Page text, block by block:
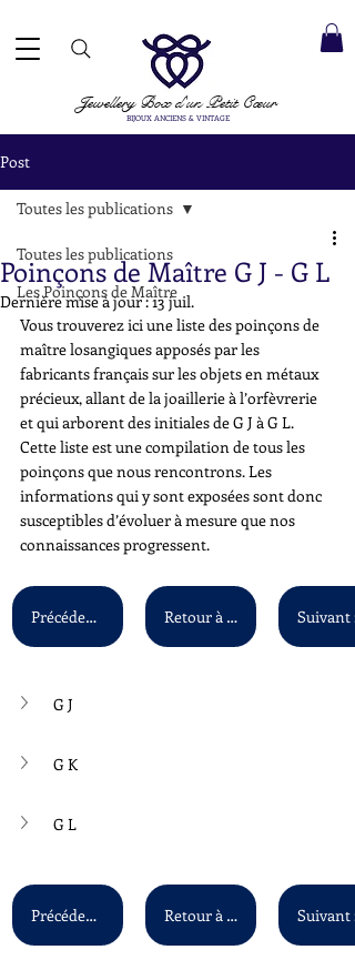
Jewellery Boxd'un Petit Cœur
BIJOUX ANCIENS & VINTAGE
Post
Toutes les publications
Les Poinçons de Maître
Toutes les publications
Poinçons de Maître G J - G L
Dernière mise à jour :13 juil.
Vous trouverez ici une liste des poinçons de
maître losangiques apposés par les
fabricants français sur les objets en métaux
précieux, allant de la joaillerie à l’orfèvrerie
et qui arborent des initiales de G J à G L.
Cette liste est une compilation de tous les
poinçons que nous rencontrons. Les
informations qui y sont exposées sont donc
susceptibles d’évoluer à mesure que nos
connaissances progressent.
Précédent : G G - G I Retour à la liste principale
G J
G K
G L
Précédent : G G - G I Retour à la liste principale